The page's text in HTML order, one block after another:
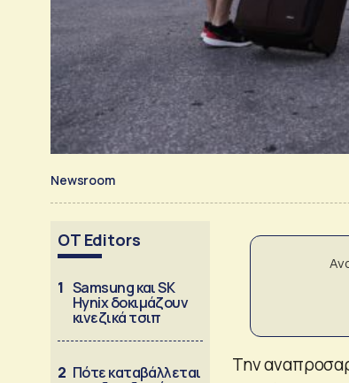
Newsroom
OT Editors
1 Samsung και SK
Hynix δοκιμάζουν
κινεζικά τσιπ
2 Πότε καταβάλλεται
Την